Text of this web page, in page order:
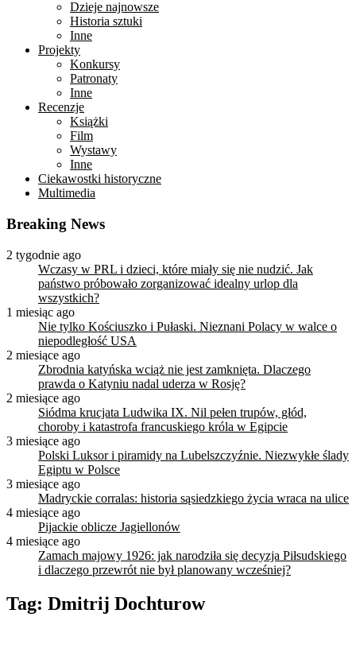
Dzieje najnowsze
Historia sztuki
Inne
Projekty
Konkursy
Patronaty
Inne
Recenzje
Książki
Film
Wystawy
Inne
Ciekawostki historyczne
Multimedia
Breaking News
2 tygodnie ago
Wczasy w PRL i dzieci, które miały się nie nudzić. Jak
państwo próbowało zorganizować idealny urlop dla
wszystkich?
1 miesiąc ago
Nie tylko Kościuszko i Pułaski. Nieznani Polacy w walce o
niepodległość USA
2 miesiące ago
Zbrodnia katyńska wciąż nie jest zamknięta. Dlaczego
prawda o Katyniu nadal uderza w Rosję?
2 miesiące ago
Siódma krucjata Ludwika IX. Nil pełen trupów, głód,
choroby i katastrofa francuskiego króla w Egipcie
3 miesiące ago
Polski Luksor i piramidy na Lubelszczyźnie. Niezwykłe ślady
Egiptu w Polsce
3 miesiące ago
Madryckie corralas: historia sąsiedzkiego życia wraca na ulice
4 miesiące ago
Pijackie oblicze Jagiellonów
4 miesiące ago
Zamach majowy 1926: jak narodziła się decyzja Piłsudskiego
i dlaczego przewrót nie był planowany wcześniej?
Tag: Dmitrij Dochturow